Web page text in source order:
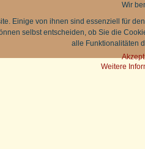
Wir
Einige von ihnen sind essenziell für
selbst entscheiden, ob Sie die
alle Funktionalitäten
Weitere